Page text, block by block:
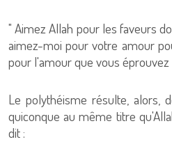
" Aimez Allah pour les faveurs
aimez-moi pour votre amour
pour l'amour que vous éprouvez
Le polythéisme résulte, alors,
quiconque au même titre
dit :